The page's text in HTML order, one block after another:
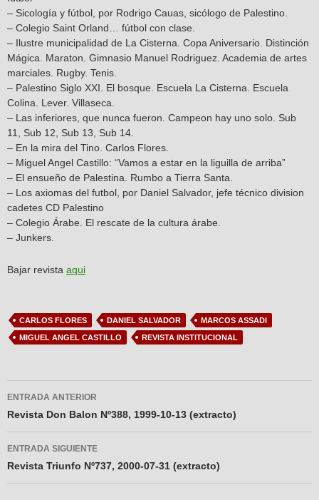
– Sicología y fútbol, por Rodrigo Cauas, sicólogo de Palestino.
– Colegio Saint Orland… fútbol con clase.
– Ilustre municipalidad de La Cisterna. Copa Aniversario. Distinción
Mágica. Maraton. Gimnasio Manuel Rodriguez. Academia de artes
marciales. Rugby. Tenis.
– Palestino Siglo XXI. El bosque. Escuela La Cisterna. Escuela
Colina. Lever. Villaseca.
– Las inferiores, que nunca fueron. Campeon hay uno solo. Sub
11, Sub 12, Sub 13, Sub 14.
– En la mira del Tino. Carlos Flores.
– Miguel Angel Castillo: “Vamos a estar en la liguilla de arriba”
– El ensueño de Palestina. Rumbo a Tierra Santa.
– Los axiomas del futbol, por Daniel Salvador, jefe técnico division
cadetes CD Palestino
– Colegio Árabe. El rescate de la cultura árabe.
– Junkers.
Bajar revista aqui
CARLOS FLORES DANIEL SALVADOR
MARCOS ASSADI
MIGUEL ANGEL CASTILLO
REVISTA INSTITUCIONAL
Navegador
de
entradas
ENTRADA ANTERIOR
Revista Don Balon Nº388, 1999-10-13 (extracto)
ENTRADA SIGUIENTE
Revista Triunfo Nº737, 2000-07-31 (extracto)